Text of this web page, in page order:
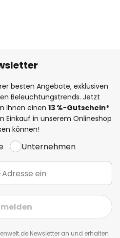
besten Angebote, exklusiven
Beleuchtungstrends. Jetzt
Ihnen einen 13 %-Gutschein*
Einkauf in unserem Onlineshop
können!
Unternehmen
Newsletter an und erhalten